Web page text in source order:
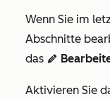
Wenn Sie im
Abschnitte
das edit
Aktivieren Sie